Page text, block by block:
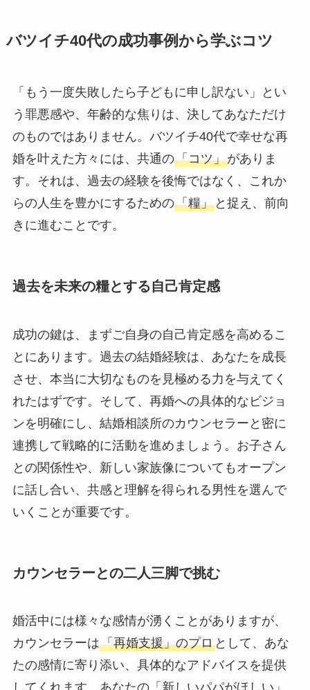
バツイチ40代の成功事例から学ぶコツ
「もう一度失敗したら子どもに申し訳ない」とい
う罪悪感や、年齢的な焦りは、決してあなただけ
のものではありません。バツイチ40代で幸せな再
婚を叶えた方々には、共通の「コツ」がありま
す。それは、過去の経験を後悔ではなく、これか
らの人生を豊かにするための「糧」と捉え、前向
きに進むことです。
過去を未来の糧とする自己肯定感
成功の鍵は、まずご自身の自己肯定感を高めるこ
とにあります。過去の結婚経験は、あなたを成長
させ、本当に大切なものを見極める力を与えてく
れたはずです。そして、再婚への具体的なビジョ
ンを明確にし、結婚相談所のカウンセラーと密に
連携して戦略的に活動を進めましょう。お子さん
との関係性や、新しい家族像についてもオープン
に話し合い、共感と理解を得られる男性を選んで
いくことが重要です。
カウンセラーとの二人三脚で挑む
婚活中には様々な感情が湧くことがありますが、
カウンセラーは「再婚支援」のプロとして、あな
たの感情に寄り添い、具体的なアドバイスを提供